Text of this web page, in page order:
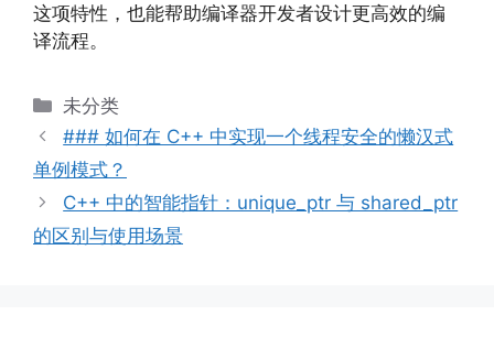
这项特性，也能帮助编译器开发者设计更高效的编
译流程。
分
类
未分类
### 如何在 C++ 中实现一个线程安全的懒汉式
单例模式？
C++ 中的智能指针：unique_ptr 与 shared_ptr
的区别与使用场景